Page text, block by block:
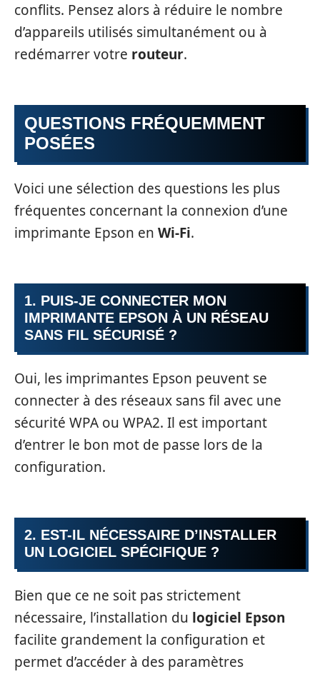
conflits. Pensez alors à réduire le nombre
d’appareils utilisés simultanément ou à
redémarrer votre routeur.
QUESTIONS FRÉQUEMMENT
POSÉES
Voici une sélection des questions les plus
fréquentes concernant la connexion d’une
imprimante Epson en Wi-Fi.
1. PUIS-JE CONNECTER MON
IMPRIMANTE EPSON À UN RÉSEAU
SANS FIL SÉCURISÉ ?
Oui, les imprimantes Epson peuvent se
connecter à des réseaux sans fil avec une
sécurité WPA ou WPA2. Il est important
d’entrer le bon mot de passe lors de la
configuration.
2. EST-IL NÉCESSAIRE D’INSTALLER
UN LOGICIEL SPÉCIFIQUE ?
Bien que ce ne soit pas strictement
nécessaire, l’installation du logiciel Epson
facilite grandement la configuration et
permet d’accéder à des paramètres